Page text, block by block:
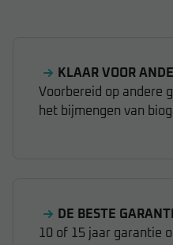
KLAAR VOOR
Voorbereid op andere
het bijmengen van
DE BESTE
10 of 15 jaar garantie